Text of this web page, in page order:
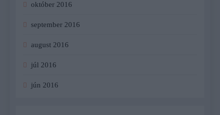
október 2016
september 2016
august 2016
júl 2016
jún 2016